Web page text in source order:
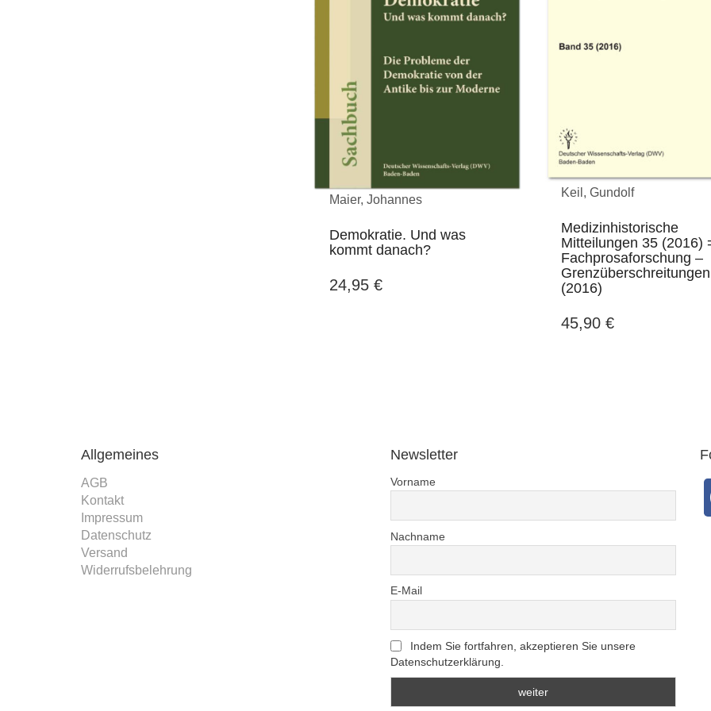
Maier, Johannes
Demokratie. Und was
kommt danach?
24,95 €
Keil, Gundolf
Medizinhistorische
Mitteilungen 35 (2016)
Fachprosaforschung –
(2016)
45,90 €
Allgemeines
AGB
Kontakt
Impressum
Datenschutz
Versand
Widerrufsbelehrung
Newsletter
Vorname
Nachname
E-Mail
Indem Sie fortfahren, akzeptieren Sie unsere
Datenschutzerklärung.